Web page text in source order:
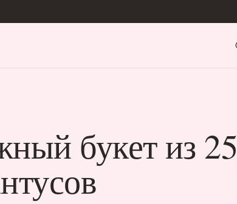
букет из 25